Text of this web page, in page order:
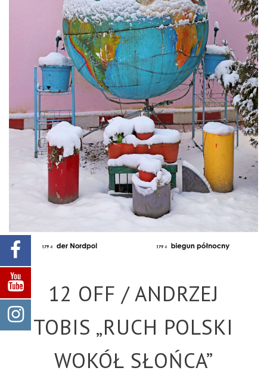
12 OFF / ANDRZEJ
TOBIS „RUCH POLSKI
WOKÓŁ SŁOŃCA”